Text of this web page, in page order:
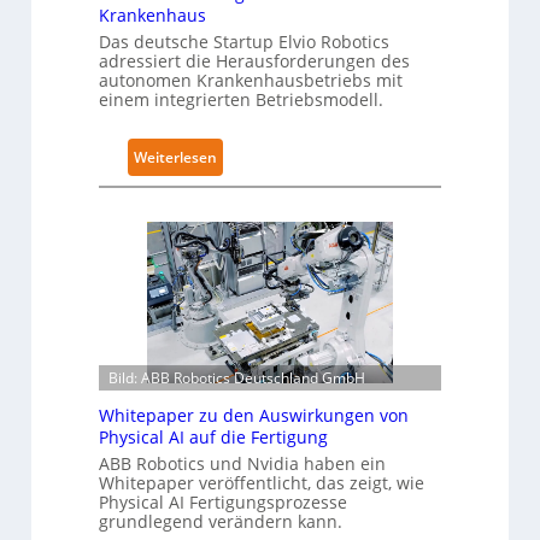
Z
e
r
i
f
z
i
e
r
u
n
g
a
c
h
I
E
c
s
e
r
w
i
e
r
t
g
l
o
b
a
e
s
T
Krankenhaus
Das deutsche Startup Elvio Robotics
adressiert die Herausforderungen des
autonomen Krankenhausbetriebs mit
einem integrierten Betriebsmodell.
Weiterlesen
A
t
o
n
o
m
e
L
ö
s
u
n
g
Bild: ABB Robotics Deutschland GmbH
Whitepaper zu den Auswirkungen von
Physical AI auf die Fertigung
ABB Robotics und Nvidia haben ein
Whitepaper veröffentlicht, das zeigt, wie
Physical AI Fertigungsprozesse
grundlegend verändern kann.